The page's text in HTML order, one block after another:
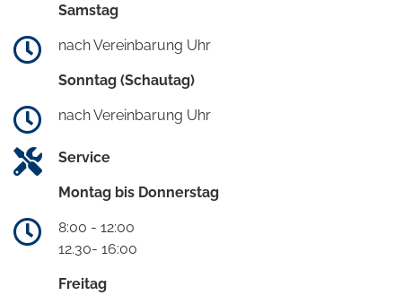
Samstag
nach Vereinbarung Uhr
Sonntag (Schautag)
nach Vereinbarung Uhr
Service
Montag bis Donnerstag
8:00 - 12:00
12.30- 16:00
Freitag